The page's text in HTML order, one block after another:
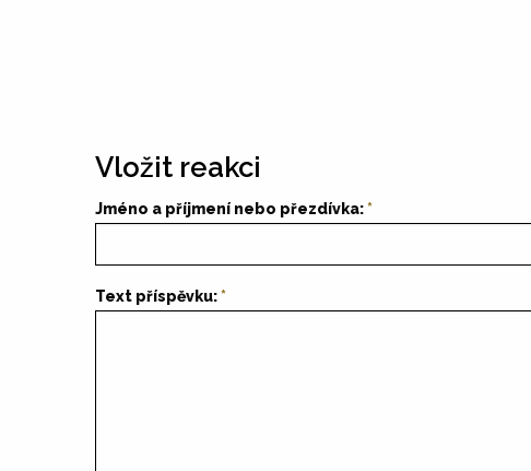
Vložit reakci
Jméno a příjmení nebo přezdívka:
Text příspěvku: